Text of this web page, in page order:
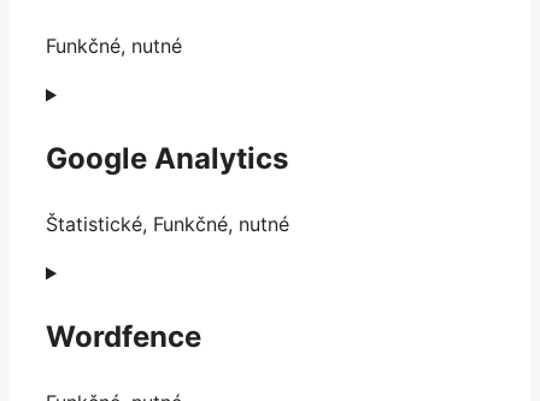
Funkčné, nutné
Consent
service
wordpress
Google Analytics
Štatistické, Funkčné, nutné
Consent
service
Wordfence